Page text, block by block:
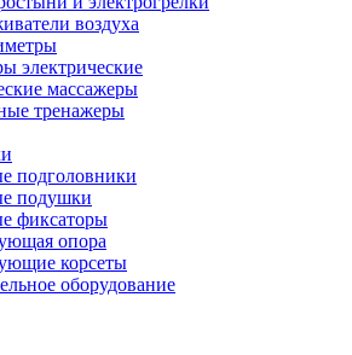
воздуха
электрические
массажеры
тренажеры
подголовники
подушки
фиксаторы
опора
корсеты
оборудование